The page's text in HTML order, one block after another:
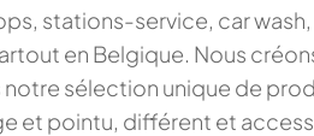
stations-service, car
en Belgique. Nous
sélection unique de
et pointu, différent et